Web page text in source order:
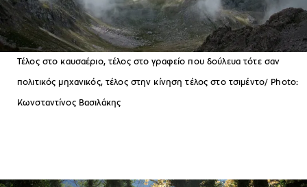
Τέλος στο καυσαέριο, τέλος στο γραφείο που δούλευα τότε σαν
πολιτικός μηχανικός, τέλος στην κίνηση τέλος στο τσιμέντο/ Photo:
Κωνσταντίνος Βασιλάκης